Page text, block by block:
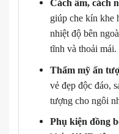
Cách âm, cách
giúp che kín khe
nhiệt độ bên
tĩnh và thoải mái.
Thẩm mỹ ấn
vẻ đẹp độc đáo,
tượng cho ngôi
Phụ kiện đồng